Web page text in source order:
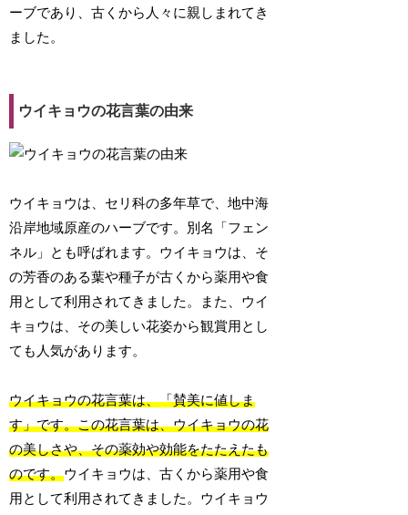
ーブであり、古くから人々に親しまれてき
ました。
ウイキョウの花言葉の由来
ウイキョウは、セリ科の多年草で、地中海
沿岸地域原産のハーブです。別名「フェン
ネル」とも呼ばれます。ウイキョウは、そ
の芳香のある葉や種子が古くから薬用や食
用として利用されてきました。また、ウイ
キョウは、その美しい花姿から観賞用とし
ても人気があります。
ウイキョウの花言葉は、「賛美に値しま
す」です。この花言葉は、ウイキョウの花
の美しさや、その薬効や効能をたたえたも
のです。ウイキョウは、古くから薬用や食
用として利用されてきました。ウイキョウ